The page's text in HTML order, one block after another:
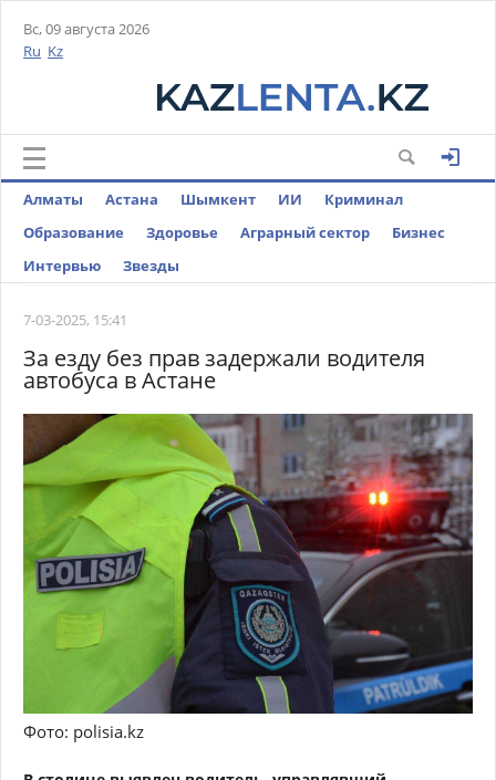
Вс, 09 августа 2026
Ru Kz
Алматы Астана Шымкент ИИ
Криминал
Образование
Здоровье Аграрный сектор
Бизнес
Интервью
Звезды
7-03-2025, 15:41
За езду без прав задержали водителя
автобуса в Астане
Фото: polisia.kz